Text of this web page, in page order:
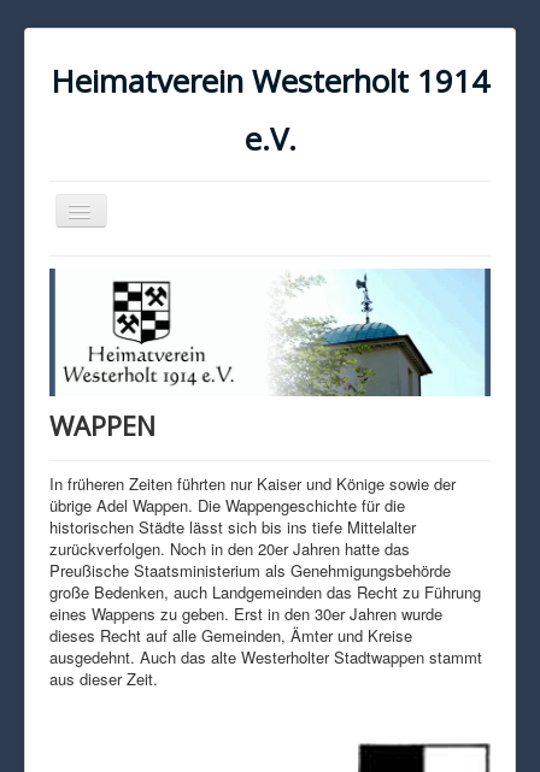
Heimatverein Westerholt 1914
e.V.
Navigation
an/aus
KONTAKT
IMPRESSUM
DATENSCHUTZ
WAPPEN
In früheren Zeiten führten nur Kaiser und Könige sowie der
übrige Adel Wappen. Die Wappengeschichte für die
historischen Städte lässt sich bis ins tiefe Mittelalter
zurückverfolgen. Noch in den 20er Jahren hatte das
Preußische Staatsministerium als Genehmigungsbehörde
große Bedenken, auch Landgemeinden das Recht zu Führung
eines Wappens zu geben. Erst in den 30er Jahren wurde
dieses Recht auf alle Gemeinden, Ämter und Kreise
ausgedehnt. Auch das alte Westerholter Stadtwappen stammt
aus dieser Zeit.